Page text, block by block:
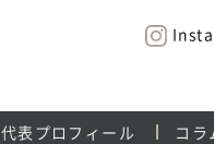
代表プロフィール コラ